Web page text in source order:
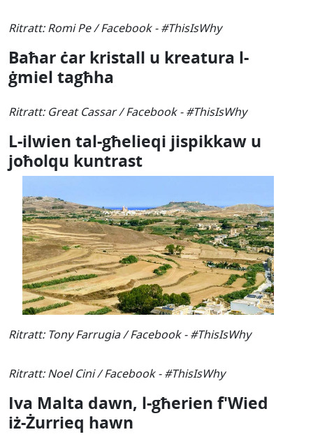
Ritratt: Romi Pe / Facebook - #ThisIsWhy
Baħar ċar kristall u kreatura l-
ġmiel tagħha
Ritratt: Great Cassar / Facebook - #ThisIsWhy
L-ilwien tal-għelieqi jispikkaw u
joħolqu kuntrast
Ritratt: Tony Farrugia / Facebook - #ThisIsWhy
Ritratt: Noel Cini / Facebook - #ThisIsWhy
Iva Malta dawn, l-għerien f'Wied
iż-Żurrieq hawn